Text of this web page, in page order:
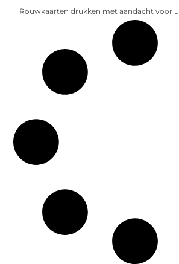
Rouwkaarten drukken met aandacht voor u